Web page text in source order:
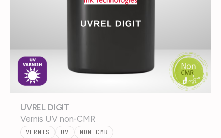
UVREL DIGIT
Vernis UV non-CMR
VERNIS UV NON-CMR